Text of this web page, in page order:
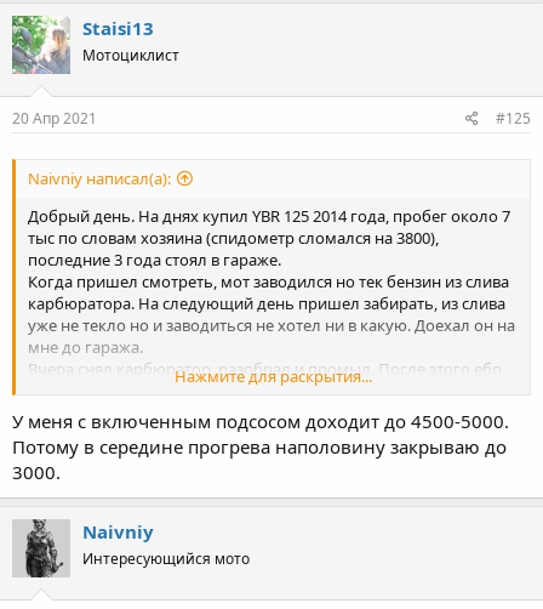
Staisi13
Мотоциклист
20 Апр 2021 #125
Naivniy написал(а):
Добрый день. На днях купил YBR 125 2014 года, пробег около 7
тыс по словам хозяина (спидометр сломался на 3800),
последние 3 года стоял в гараже.
Когда пришел смотреть, мот заводился но тек бензин из слива
карбюратора. На следующий день пришел забирать, из слива
уже не текло но и заводиться не хотел ни в какую. Доехал он на
мне до гаража.
Вчера снял карбюратор, разобрал и промыл. После этого ебр
завелся с сразу, ничего не течет.
Вопрос есть по регулировкам карба и оборотам. Нижний винт
открутил на 2 оборота, регулировку ХХ на полтора, когда завел
обороты были около 7000. Откручивал винт ХХ оборота на 3-4,
точно не помню, обороты установились около 1500, работает
ровно. На резкое открытие ручки газа проваливается, чуть
плавнее отзывается нормально.
Сегодня утром перед работой заводил, завелся сразу после
касания кнопки стартера (температура 10-12 градусов сейчас). С
поднятым обогатителем обороты были около 3500. Так и
Нажмите для раскрытия...
У меня с включенным подсосом доходит до 4500-5000.
Потому в середине прогрева наполовину закрываю до
3000.
Naivniy
Интересующийся мото